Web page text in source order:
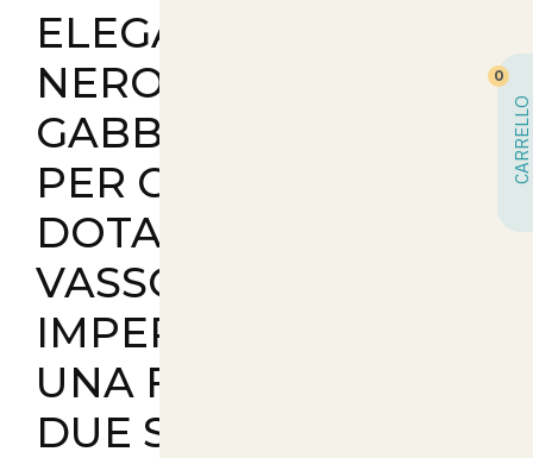
ELEGANTE COLORE
NERO, QUESTA
GABBIA PORTATILE
PER CUCCIOLI È
DOTATA DI UN
VASSOIO
IMPERMEABILE PER
UNA FACILE PULIZIA,
DUE SERRATURE
CARRELLO
0